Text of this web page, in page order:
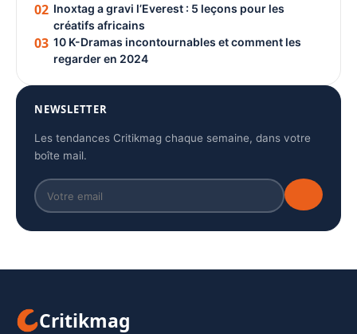
02 Inoxtag a gravi l’Everest : 5 leçons pour les
créatifs africains
03 10 K-Dramas incontournables et comment les
regarder en 2024
NEWSLETTER
Les tendances Critikmag chaque semaine, dans votre
boîte mail.
Critikmag